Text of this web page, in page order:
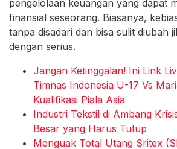
pengelolaan keuangan yang dapat
finansial seseorang. Biasanya,
tanpa disadari dan bisa sulit diubah
dengan serius.
Jangan Ketinggalan! Ini Link
Timnas Indonesia U-17 Vs
Kualifikasi Piala Asia
Industri Tekstil di Ambang
Besar yang Harus Tutup
Menguak Total Utang Sritex